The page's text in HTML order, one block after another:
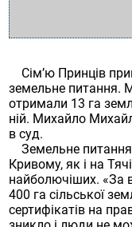
Сім’ю Принців
земельне питання.
отримали 13 га
ній. Михайло
в суд.
Земельне
Кривому, як і на
найболючіших. «За
400 га сільської
сертифікатів на